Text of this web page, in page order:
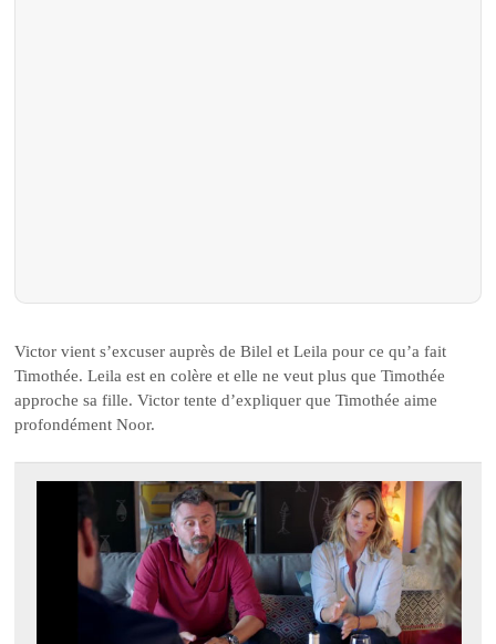
Victor vient s’excuser auprès de Bilel et Leila pour ce qu’a fait
Timothée. Leila est en colère et elle ne veut plus que Timothée
approche sa fille. Victor tente d’expliquer que Timothée aime
profondément Noor.